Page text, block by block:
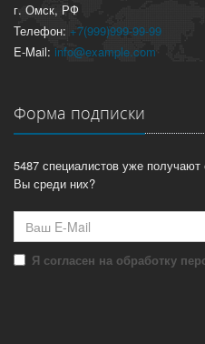
г. Омск, РФ
Телефон: +7(999)999-99-99
E-Mail: info@example.com
Форма подписки
5487 специалистов уже
Вы среди них?
Я согласен на обработку